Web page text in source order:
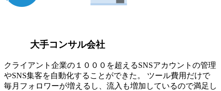
大手コンサル会社
クライアント企業の１０００を超えるSNSアカウントの管理
やSNS集客を自動化することができた。 ツール費用だけで
毎月フォロワーが増えるし、流入も増加しているので満足し